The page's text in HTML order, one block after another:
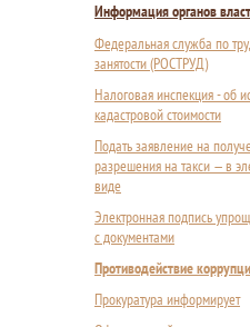
Информация органов
Федеральная служба по
занятости (РОСТРУД)
Налоговая инспекция - об
кадастровой стоимости
Подать заявление на
разрешения на такси — в
виде
Электронная подпись
с документами
Противодействие
Прокуратура информирует